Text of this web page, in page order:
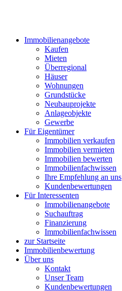
Immobilienangebote
Kaufen
Mieten
Überregional
Häuser
Wohnungen
Grundstücke
Neubauprojekte
Anlageobjekte
Gewerbe
Für Eigentümer
Immobilien verkaufen
Immobilien vermieten
Immobilien bewerten
Immobilienfachwissen
Ihre Empfehlung an uns
Kundenbewertungen
Für Interessenten
Immobilienangebote
Suchauftrag
Finanzierung
Immobilienfachwissen
zur Startseite
Immobilienbewertung
Über uns
Kontakt
Unser Team
Kundenbewertungen